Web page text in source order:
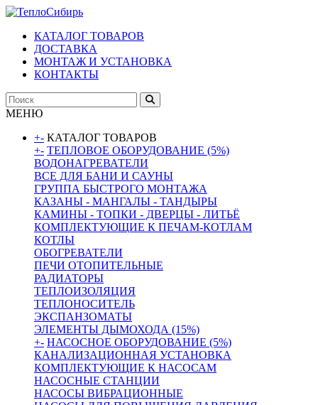
КАТАЛОГ ТОВАРОВ
ДОСТАВКА
МОНТАЖ И УСТАНОВКА
КОНТАКТЫ
МЕНЮ
+- КАТАЛОГ ТОВАРОВ
+- ТЕПЛОВОЕ ОБОРУДОВАНИЕ (5%)
ВОДОНАГРЕВАТЕЛИ
ВСЕ ДЛЯ БАНИ И САУНЫ
ГРУППА БЫСТРОГО МОНТАЖА
КАЗАНЫ - МАНГАЛЫ - ТАНДЫРЫ
КАМИНЫ - ТОПКИ - ДВЕРЦЫ - ЛИТЬЁ
КОМПЛЕКТУЮЩИЕ К ПЕЧАМ-КОТЛАМ
КОТЛЫ
ОБОГРЕВАТЕЛИ
ПЕЧИ ОТОПИТЕЛЬНЫЕ
РАДИАТОРЫ
ТЕПЛОИЗОЛЯЦИЯ
ТЕПЛОНОСИТЕЛЬ
ЭКСПАНЗОМАТЫ
ЭЛЕМЕНТЫ ДЫМОХОДА (15%)
+- НАСОСНОЕ ОБОРУДОВАНИЕ (5%)
КАНАЛИЗАЦИОННАЯ УСТАНОВКА
КОМПЛЕКТУЮЩИЕ К НАСОСАМ
НАСОСНЫЕ СТАНЦИИ
НАСОСЫ ВИБРАЦИОННЫЕ